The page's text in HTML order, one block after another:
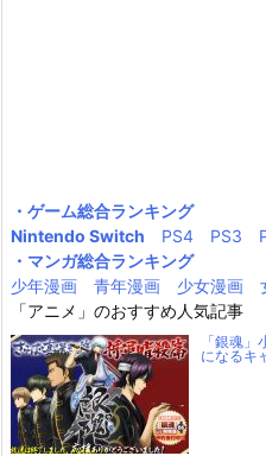
・ゲーム総合ランキング
Nintendo Switch
PS4 PS3
・マンガ総合ランキング
少年漫画
青年漫画 少女漫画
「アニメ」のおすすめ人気記事
「銀魂
になるキ